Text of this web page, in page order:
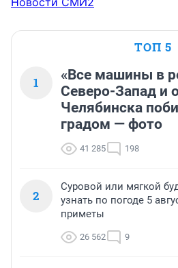
ТОП 5
1
«Все машины в
Северо-Запад и
Челябинска
градом — фото
41 285 198
2
Суровой или мягкой
узнать по погоде 5
приметы
26 562 9